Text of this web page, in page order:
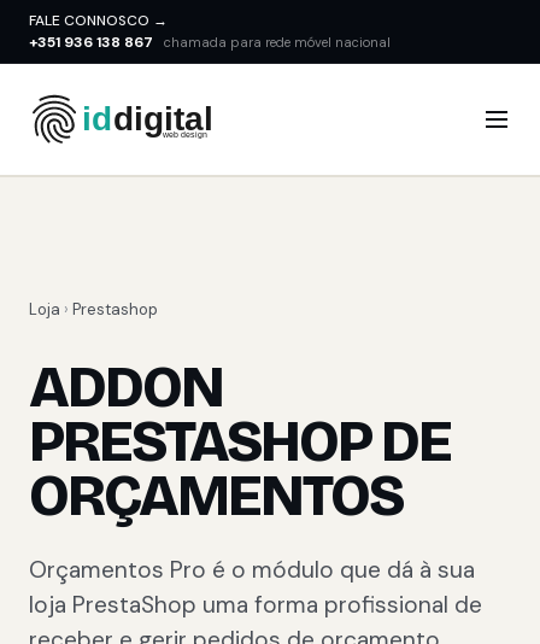
FALE CONNOSCO →
+351 936 138 867
chamada para rede móvel nacional
Loja › Prestashop
ADDON
PRESTASHOP DE
ORÇAMENTOS
Orçamentos Pro é o módulo que dá à sua
loja PrestaShop uma forma profissional de